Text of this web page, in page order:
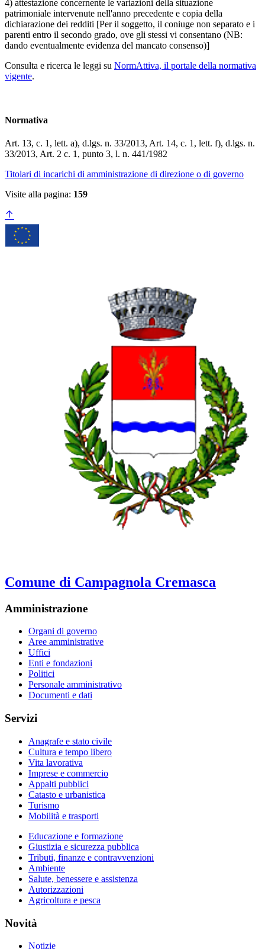
4) attestazione concernente le variazioni della situazione
patrimoniale intervenute nell'anno precedente e copia della
dichiarazione dei redditi [Per il soggetto, il coniuge non separato e i
parenti entro il secondo grado, ove gli stessi vi consentano (NB:
dando eventualmente evidenza del mancato consenso)]
Consulta e ricerca le leggi su NormAttiva, il portale della normativa
vigente.
Normativa
Art. 13, c. 1, lett. a), d.lgs. n. 33/2013, Art. 14, c. 1, lett. f), d.lgs. n.
33/2013, Art. 2 c. 1, punto 3, l. n. 441/1982
Titolari di incarichi di amministrazione di direzione o di governo
Visite alla pagina: 159
Comune di Campagnola Cremasca
Amministrazione
Organi di governo
Aree amministrative
Uffici
Enti e fondazioni
Politici
Personale amministrativo
Documenti e dati
Servizi
Anagrafe e stato civile
Cultura e tempo libero
Vita lavorativa
Imprese e commercio
Appalti pubblici
Catasto e urbanistica
Turismo
Mobilità e trasporti
Educazione e formazione
Giustizia e sicurezza pubblica
Tributi, finanze e contravvenzioni
Ambiente
Salute, benessere e assistenza
Autorizzazioni
Agricoltura e pesca
Novità
Notizie